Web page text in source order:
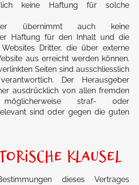
keine Haftung für solche
übernimmt auch keine
Haftung für den Inhalt und die
Dritter, die über externe
aus erreicht werden können.
Seiten sind ausschliesslich
Der Herausgeber
ausdrücklich von allen fremden
straf- oder
sind oder gegen die guten
KLAUSEL
dieses Vertrages